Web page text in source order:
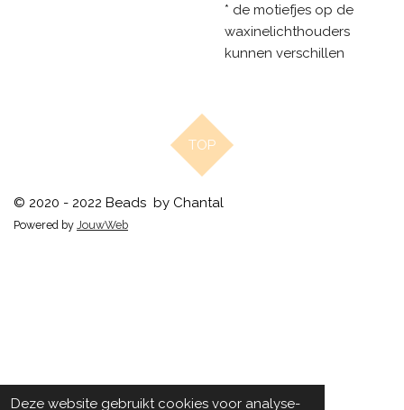
Deze website gebruikt cookies voor analyse-
* de motiefjes op de
waxinelichthouders
kunnen verschillen
TOP
© 2020 - 2022 Beads by Chantal
Powered by JouwWeb